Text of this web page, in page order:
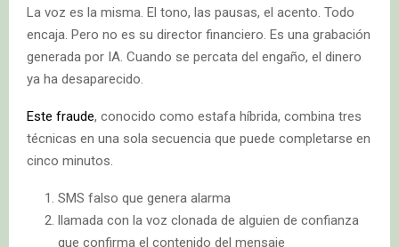
La voz es la misma. El tono, las pausas, el acento. Todo
encaja. Pero no es su director financiero. Es una grabación
generada por IA. Cuando se percata del engaño, el dinero
ya ha desaparecido.
Este fraude, conocido como estafa híbrida, combina tres
técnicas en una sola secuencia que puede completarse en
cinco minutos.
SMS falso que genera alarma
llamada con la voz clonada de alguien de confianza
que confirma el contenido del mensaje